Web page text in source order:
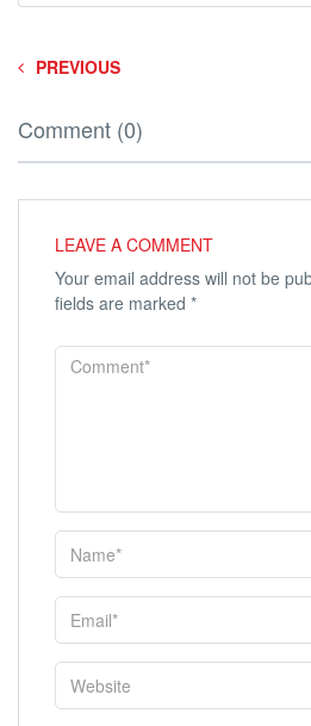
PREVIOUS
Comment (0)
LEAVE A COMMENT
Your email address will not be
fields are marked *